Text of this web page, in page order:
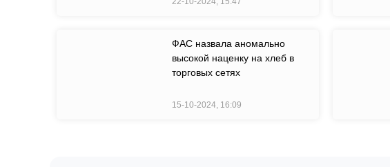
ФАС назвала аномально
высокой наценку на хлеб в
торговых сетях
15-10-2024, 16:09